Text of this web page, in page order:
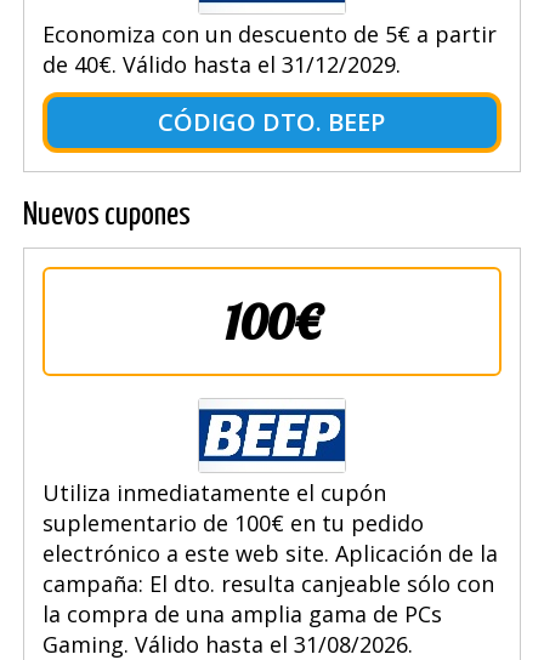
Economiza con un descuento de 5€ a partir
de 40€. Válido hasta el 31/12/2029.
CÓDIGO DTO. BEEP
Nuevos cupones
100€
Utiliza inmediatamente el cupón
suplementario de 100€ en tu pedido
electrónico a este web site. Aplicación de la
campaña: El dto. resulta canjeable sólo con
la compra de una amplia gama de PCs
Gaming. Válido hasta el 31/08/2026.